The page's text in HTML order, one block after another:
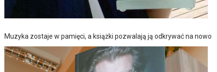
Muzyka zostaje w pamięci, a książki pozwalają ją odkrywać na nowo